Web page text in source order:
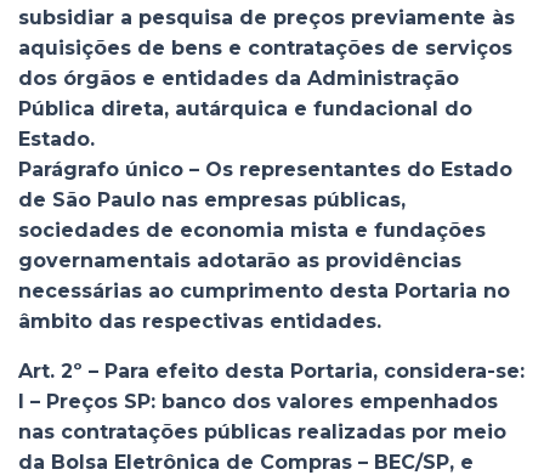
subsidiar a pesquisa de preços previamente às
aquisições de bens e contratações de serviços
dos órgãos e entidades da Administração
Pública direta, autárquica e fundacional do
Estado.
Parágrafo único – Os representantes do Estado
de São Paulo nas empresas públicas,
sociedades de economia mista e fundações
governamentais adotarão as providências
necessárias ao cumprimento desta Portaria no
âmbito das respectivas entidades.
Art. 2º – Para efeito desta Portaria, considera-se:
I – Preços SP: banco dos valores empenhados
nas contratações públicas realizadas por meio
da Bolsa Eletrônica de Compras – BEC/SP, e